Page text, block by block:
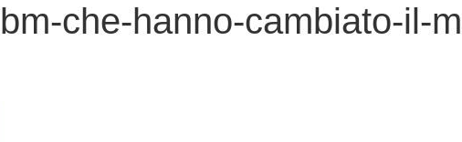
che-hanno-cambiato-il-